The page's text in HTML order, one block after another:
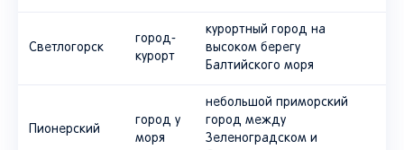
Светлогорск
город-
курорт
курортный город на
высоком берегу
Балтийского моря
Пионерский
город у
моря
небольшой приморский
город между
Зеленоградском и